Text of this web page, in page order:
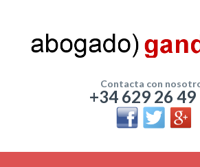
Contacta con
+34 629 26 49